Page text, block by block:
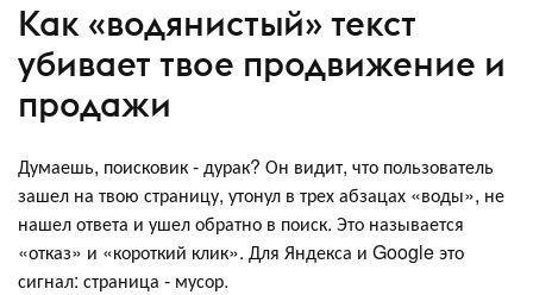
Как «водянистый» текст
убивает твое продвижение и
продажи
Думаешь, поисковик - дурак? Он видит, что пользователь
зашел на твою страницу, утонул в трех абзацах «воды», не
нашел ответа и ушел обратно в поиск. Это называется
«отказ» и «короткий клик». Для Яндекса и Google это
сигнал: страница - мусор.